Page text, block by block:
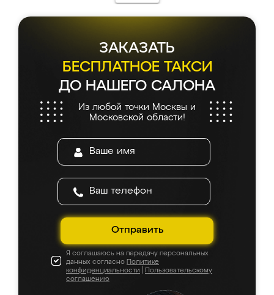
ЗАКАЗАТЬ
БЕСПЛАТНОЕ ТАКСИ
ДО НАШЕГО САЛОНА
Из любой точки Москвы и
Московской области!
Отправить
Я соглашаюсь на передачу персональных
данных согласно Политике
конфиденциальности
Пользовательскому
соглашению